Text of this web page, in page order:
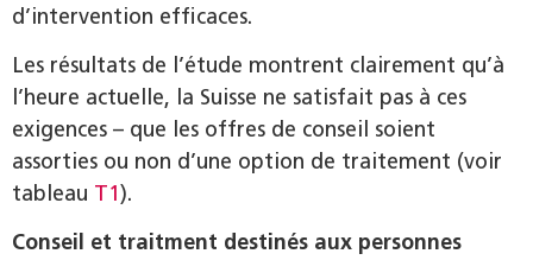
d’intervention efficaces.
Les résultats de l’étude montrent clairement qu’à
l’heure actuelle, la Suisse ne satisfait pas à ces
exigences – que les offres de conseil soient
assorties ou non d’une option de traitement (voir
tableau T1).
Conseil et traitment destinés aux personnes